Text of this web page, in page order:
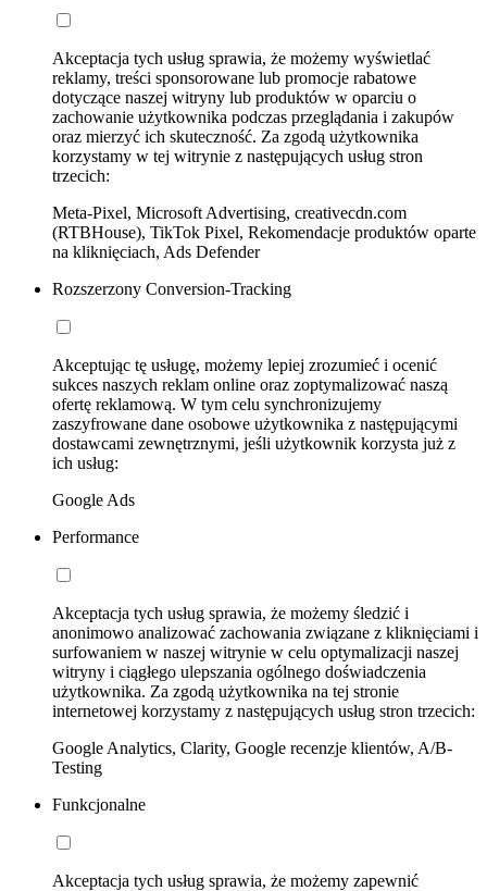
Akceptacja tych usług sprawia, że możemy wyświetlać
reklamy, treści sponsorowane lub promocje rabatowe
dotyczące naszej witryny lub produktów w oparciu o
zachowanie użytkownika podczas przeglądania i zakupów
oraz mierzyć ich skuteczność. Za zgodą użytkownika
korzystamy w tej witrynie z następujących usług stron
trzecich:
Meta-Pixel, Microsoft Advertising, creativecdn.com
(RTBHouse), TikTok Pixel, Rekomendacje produktów oparte
na kliknięciach, Ads Defender
Rozszerzony Conversion-Tracking
Akceptując tę usługę, możemy lepiej zrozumieć i ocenić
sukces naszych reklam online oraz zoptymalizować naszą
ofertę reklamową. W tym celu synchronizujemy
zaszyfrowane dane osobowe użytkownika z następującymi
dostawcami zewnętrznymi, jeśli użytkownik korzysta już z
ich usług:
Google Ads
Performance
Akceptacja tych usług sprawia, że możemy śledzić i
anonimowo analizować zachowania związane z kliknięciami i
surfowaniem w naszej witrynie w celu optymalizacji naszej
witryny i ciągłego ulepszania ogólnego doświadczenia
użytkownika. Za zgodą użytkownika na tej stronie
internetowej korzystamy z następujących usług stron trzecich:
Google Analytics, Clarity, Google recenzje klientów, A/B-
Testing
Funkcjonalne
Akceptacja tych usług sprawia, że możemy zapewnić